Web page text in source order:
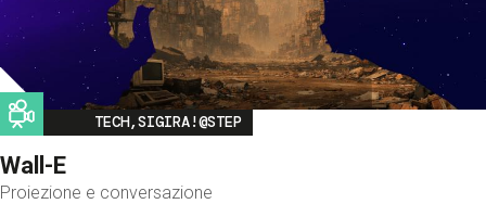
Image
TECH,SIGIRA!@STEP
Wall-E
Proiezione e conversazione